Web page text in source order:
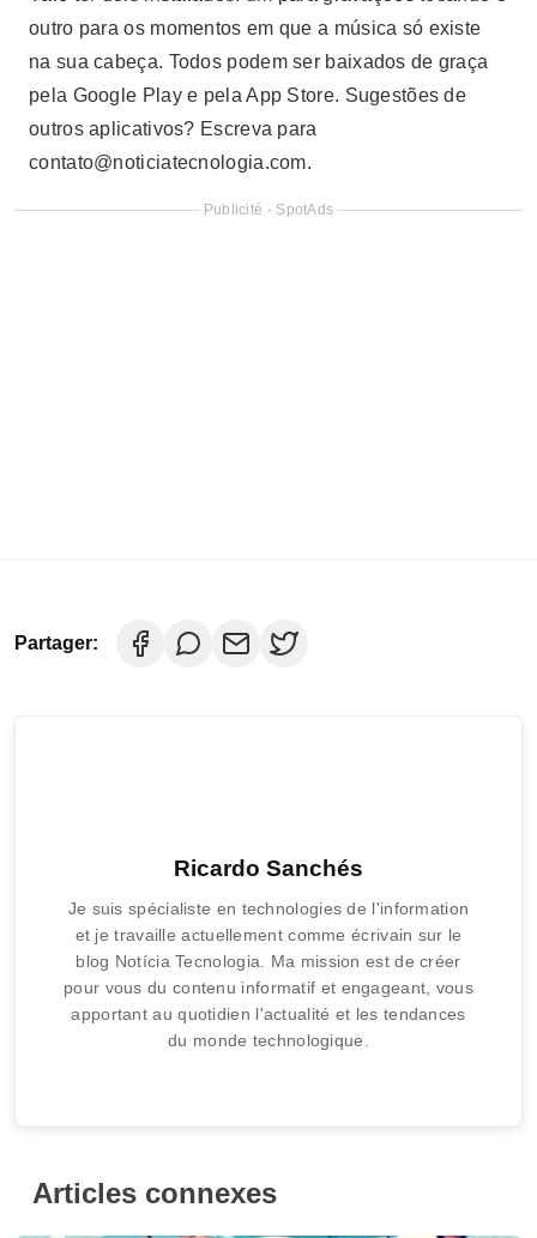
outro para os momentos em que a música só existe
na sua cabeça. Todos podem ser baixados de graça
pela Google Play e pela App Store. Sugestões de
outros aplicativos? Escreva para
contato@noticiatecnologia.com.
Publicité - SpotAds
Partager:
Ricardo Sanchés
Je suis spécialiste en technologies de l'information
et je travaille actuellement comme écrivain sur le
blog Notícia Tecnologia. Ma mission est de créer
pour vous du contenu informatif et engageant, vous
apportant au quotidien l'actualité et les tendances
du monde technologique.
Articles connexes